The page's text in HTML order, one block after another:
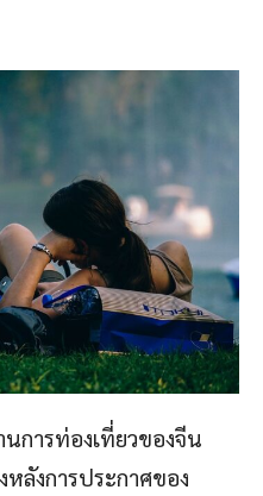
การท่องเที่ยวของจีน
หลังการประกาศของ